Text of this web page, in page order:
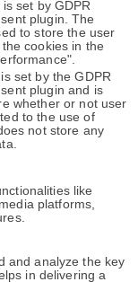
set by GDPR
plugin. The
to store the user
cookies in the
set by the GDPR
plugin and is
whether or not user
to the use of
not store any
like
platforms,
and analyze the key
in delivering a